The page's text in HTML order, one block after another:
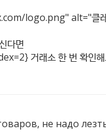
logo.png" alt="클
다면
거래소 한 번 확인해
не надо лезть